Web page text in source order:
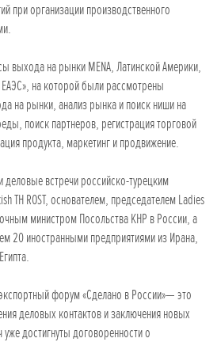
при организации производственного
выхода на рынки MENA, Латинской Америки,
на которой были рассмотрены
на рынки, анализ рынка и поиск ниши на
поиск партнеров, регистрация торговой
продукта, маркетинг и продвижение.
встречи российско-турецким
TH ROST, основателем, председателем Ladies
министром Посольства КНР в России, а
20 иностранными предприятиями из Ирана,
форум «Сделано в России»— это
деловых контактов и заключения новых
достигнуты договоренности о